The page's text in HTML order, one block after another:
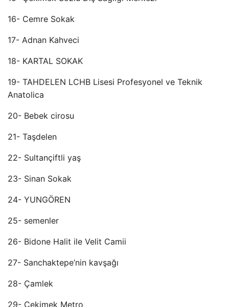
16- Cemre Sokak
17- Adnan Kahveci
18- KARTAL SOKAK
19- TAHDELEN LCHB Lisesi Profesyonel ve Teknik
Anatolica
20- Bebek cirosu
21- Taşdelen
22- Sultançiftli yaş
23- Sinan Sokak
24- YUNGÖREN
25- semenler
26- Bidone Halit ile Velit Camii
27- Sanchaktepe’nin kavşağı
28- Çamlek
29- Çekimek Metro